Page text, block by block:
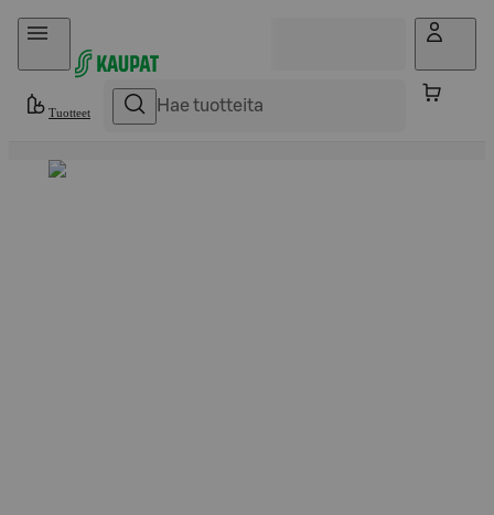
Hyppää sisältöön
Tuotteet